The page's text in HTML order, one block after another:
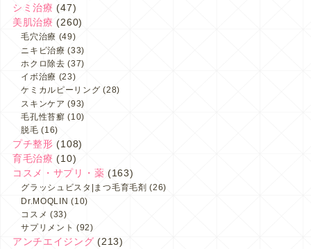
シミ治療 (47)
美肌治療 (260)
毛穴治療 (49)
ニキビ治療 (33)
ホクロ除去 (37)
イボ治療 (23)
ケミカルピーリング (28)
スキンケア (93)
毛孔性苔癬 (10)
脱毛 (16)
プチ整形 (108)
育毛治療 (10)
コスメ・サプリ・薬 (163)
グラッシュビスタ|まつ毛育毛剤 (26)
Dr.MOQLIN (10)
コスメ (33)
サプリメント (92)
アンチエイジング (213)